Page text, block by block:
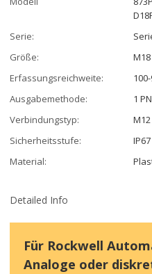
Serie:
Größe:
M18
Erfassungsreichweite:
Ausgabemethode:
1
Verbindungstyp:
M12
Sicherheitsstufe:
IP67
Material:
Detailed Info
Für Rockwell
Analoge oder